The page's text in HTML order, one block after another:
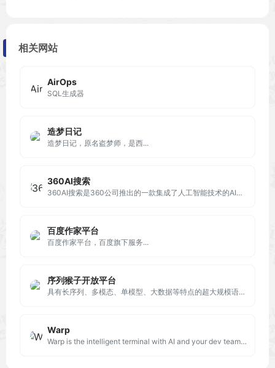
相关网站
AirOps
SQL生成器
造梦日记
造梦日记，原名盗梦师，是西...
360AI搜索
360AI搜索是360公司推出的一款集成了人工智能技术的AI搜索引擎，类似于Perplexity被设计为新一代答案引擎，旨在为用户提供更加精准、全面和智能的搜索体验。
百度作家平台
百度作家平台，百度旗下服务...
序列猴子开放平台
具有长序列、多模态、单模型、大数据等特点的超大规模语言模型，基于其通用的表示能力与推理能力，能够进行多轮交互，打造更便捷流畅的用户体验。
Warp
Warp is the intelligent terminal with AI and your dev team's knowledge built-in. Available now on MacOS and Linux.